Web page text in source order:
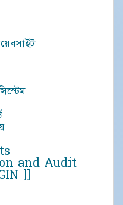
and Audit
]]